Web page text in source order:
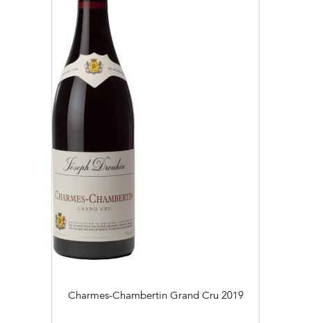
Charmes-Chambertin Grand Cru 2019